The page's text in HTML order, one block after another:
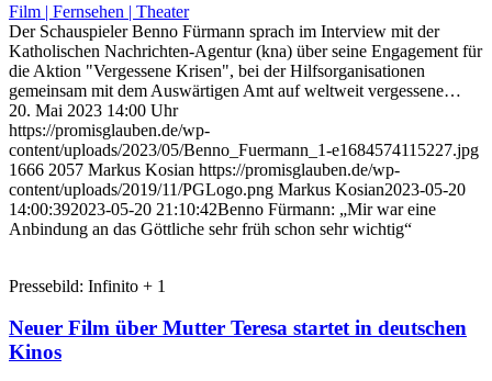
Film | Fernsehen | Theater
Der Schauspieler Benno Fürmann sprach im Interview mit der
Katholischen Nachrichten-Agentur (kna) über seine Engagement für
die Aktion "Vergessene Krisen", bei der Hilfsorganisationen
gemeinsam mit dem Auswärtigen Amt auf weltweit vergessene…
20. Mai 2023 14:00 Uhr
https://promisglauben.de/wp-
content/uploads/2023/05/Benno_Fuermann_1-e1684574115227.jpg
1666 2057 Markus Kosian https://promisglauben.de/wp-
content/uploads/2019/11/PGLogo.png Markus Kosian2023-05-20
14:00:392023-05-20 21:10:42Benno Fürmann: „Mir war eine
Anbindung an das Göttliche sehr früh schon sehr wichtig“
Pressebild: Infinito + 1
Neuer Film über Mutter Teresa startet in deutschen
Kinos